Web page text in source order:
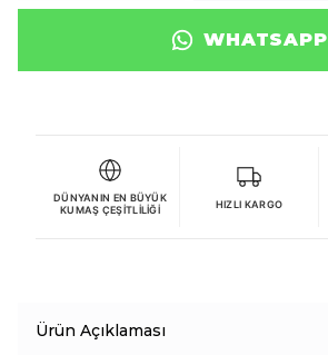
WHATSAPP
DÜNYANIN EN BÜYÜK
KUMAŞ ÇEŞITLILIĞI
HIZLI KARGO
Ürün Açıklaması